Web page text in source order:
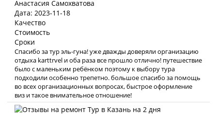
Анастасия Самохватова
Дата: 2023-11-18
Качество
Стоимость
Сроки
Спасибо за тур эль-гуна! уже дважды доверяли организацию
отдыха karttrvel и оба раза все прошло отлично! путешествие
было с маленьким ребёнком поэтому к выбору тура
подходили особенно трепетно. большое спасибо за помощь
во всех организационных вопросах, быстрое оформление
виз и такое внимательное отношение!